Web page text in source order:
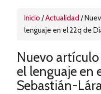
Inicio /Actualidad /
lenguaje en el 22q de
Nuevo
el lenguaje en
Sebastián-